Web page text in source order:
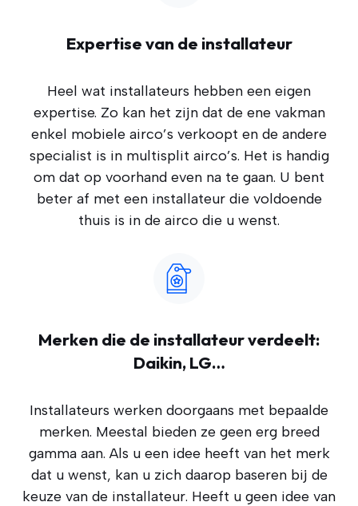
Expertise van de installateur
Heel wat installateurs hebben een eigen
expertise. Zo kan het zijn dat de ene vakman
enkel mobiele airco’s verkoopt en de andere
specialist is in multisplit airco’s. Het is handig
om dat op voorhand even na te gaan. U bent
beter af met een installateur die voldoende
thuis is in de airco die u wenst.
Merken die de installateur verdeelt:
Daikin, LG…
Installateurs werken doorgaans met bepaalde
merken. Meestal bieden ze geen erg breed
gamma aan. Als u een idee heeft van het merk
dat u wenst, kan u zich daarop baseren bij de
keuze van de installateur. Heeft u geen idee van